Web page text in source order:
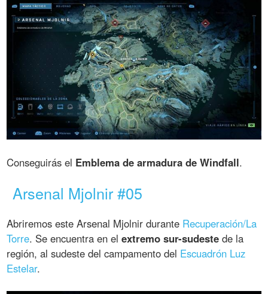
Conseguirás el Emblema de armadura de Windfall.
Arsenal Mjolnir #05
Abriremos este Arsenal Mjolnir durante Recuperación/La
Torre. Se encuentra en elextremo sur-sudeste de la
región, al sudeste del campamento del Escuadrón Luz
Estelar.